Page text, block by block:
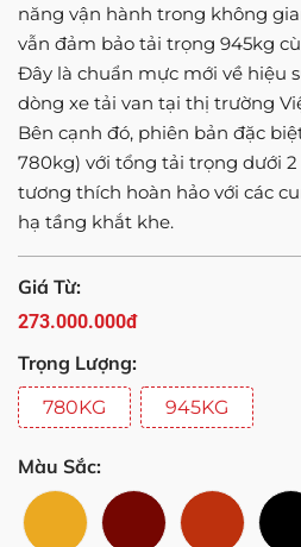
năng vận hành trong không
vẫn đảm bảo tải trọng 945kg
Đây là chuẩn mực mới về hiệu
dòng xe tải van tại thị trường
Bên cạnh đó, phiên bản đặc
780kg) với tổng tải trọng dưới
tương thích hoàn hảo với các
hạ tầng khắt khe.
Giá Từ:
273.000.000đ
Trọng Lượng:
780KG 945KG
Màu Sắc: